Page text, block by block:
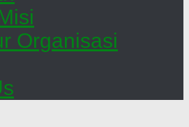
Organisasi